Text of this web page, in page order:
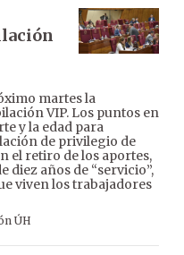
martes la
VIP. Los puntos en
y la edad para
de privilegio de
el retiro de los aportes,
diez años de “servicio”,
viven los trabajadores
ÚH